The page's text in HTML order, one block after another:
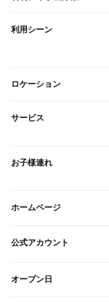
利用シーン
ロケーション
サービス
お子様連れ
ホームページ
公式アカウント
オープン日